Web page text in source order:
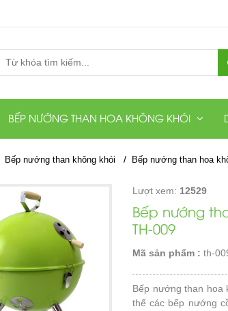
BẾP NƯỚNG THAN HOA KHÔNG KHÓI
Bếp nướng than không khói / Bếp nướng than hoa
Lượt xem: 12529
Bếp nướng
TH-009
Mã sản phẩm : th-
Bếp nướng than hoa
thế các bếp nướng